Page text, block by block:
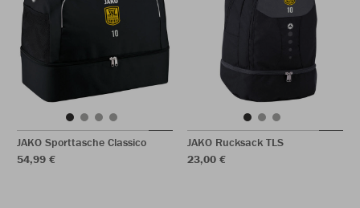
JAKO Sporttasche Classico
54,99 €
JAKO Rucksack TLS
23,00 €